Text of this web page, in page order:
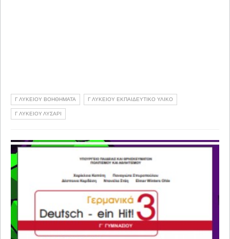
Γ ΛΥΚΕΙΟΥ ΒΟΗΘΗΜΑΤΑ Γ ΛΥΚΕΙΟΥ ΕΚΠΑΙΔΕΥΤΙΚΟ ΥΛΙΚΟ
Γ ΛΥΚΕΙΟΥ ΛΥΣΑΡΙ